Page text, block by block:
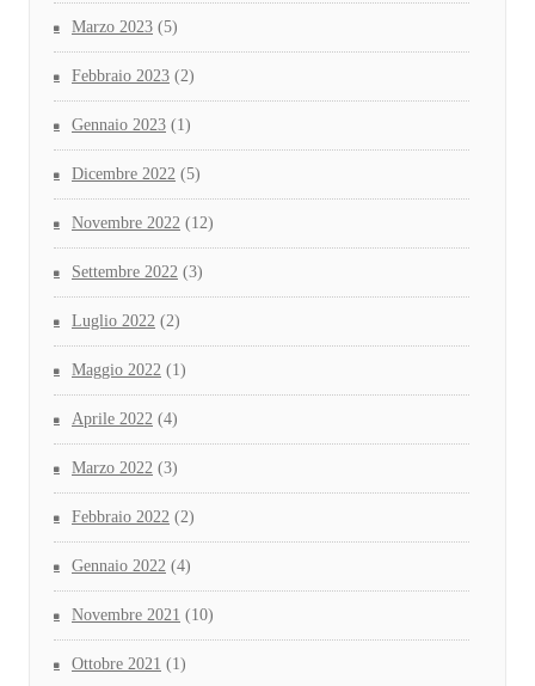
Marzo 2023 (5)
Febbraio 2023 (2)
Gennaio 2023 (1)
Dicembre 2022 (5)
Novembre 2022 (12)
Settembre 2022 (3)
Luglio 2022 (2)
Maggio 2022 (1)
Aprile 2022 (4)
Marzo 2022 (3)
Febbraio 2022 (2)
Gennaio 2022 (4)
Novembre 2021 (10)
Ottobre 2021 (1)